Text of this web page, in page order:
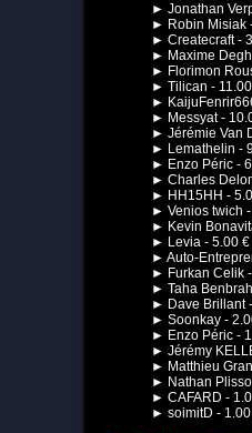
► Jonathan
► Robin Misiak
► Createcraft -
► Maxime
► Florimon
► Tilican -
►
► Messyat -
► Jérémie Van
► Lemathelin -
► Enzo Péric -
► Charles
► HH15HH -
► Venios twich
► Kevin
► Levia - 5.00 €
► Auto-
► Furkan Celik
► Taha
► Dave Brillant
► Soonkay -
► Enzo Péric -
► Jérémy
► Matthieu
► Nathan
► CAFARD -
► soimitD -